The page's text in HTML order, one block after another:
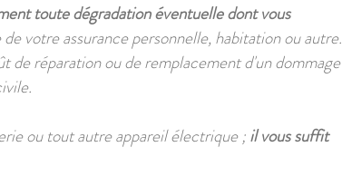
toute dégradation éventuelle dont vous
votre assurance personnelle, habitation ou autre.
de réparation ou de remplacement d'un dommage
ou tout autre appareil électrique ;il vous suffit